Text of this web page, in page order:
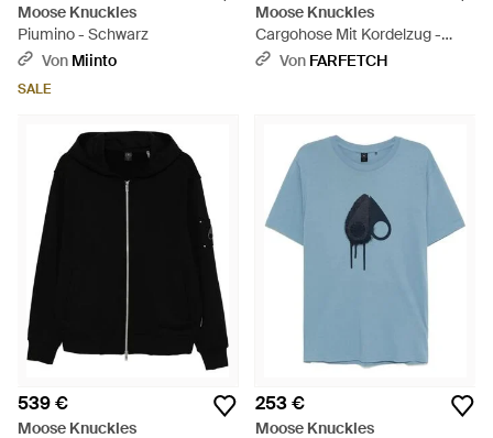
Moose Knuckles
Piumino - Schwarz
Von Miinto
SALE
Moose Knuckles
Cargohose Mit Kordelzug -
WeißVon FARFETCH
539 €
Moose Knuckles
253 €
Moose Knuckles